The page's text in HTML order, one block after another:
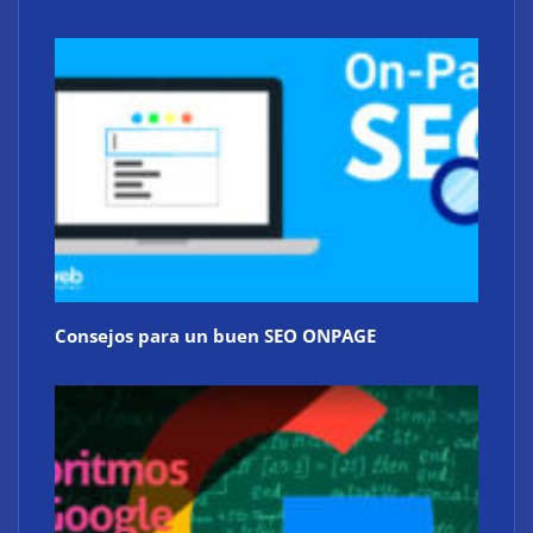
Consejos para un buen SEO ONPAGE